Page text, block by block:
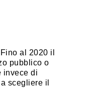
Fino al 2020 il
pubblico o
invece di
scegliere il